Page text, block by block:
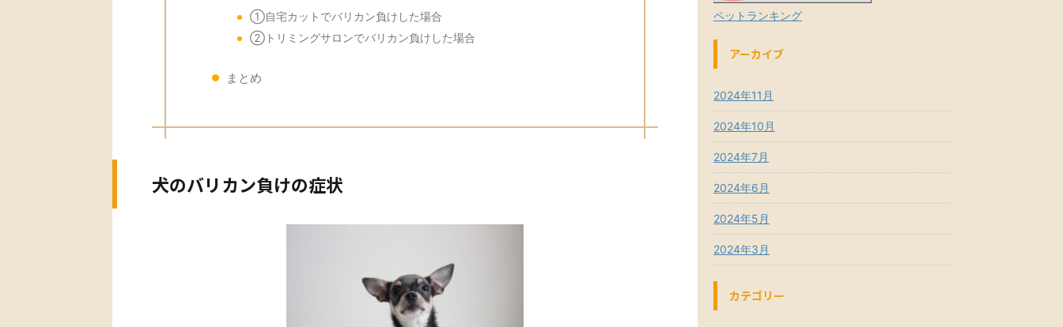
①自宅カットでバリカン負けした場合
②トリミングサロンでバリカン負けした場合
まとめ
犬のバリカン負けの症状
ペットランキング
アーカイブ
2024年11月
2024年10月
2024年7月
2024年6月
2024年5月
2024年3月
カテゴリー